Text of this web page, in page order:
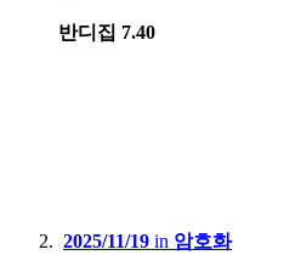
반디집 7.40
2025/11/19 in 암호화